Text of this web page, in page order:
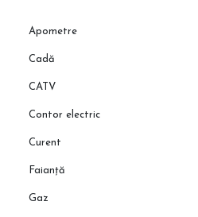
Apometre
Cadă
CATV
Contor electric
Curent
Faianță
Gaz